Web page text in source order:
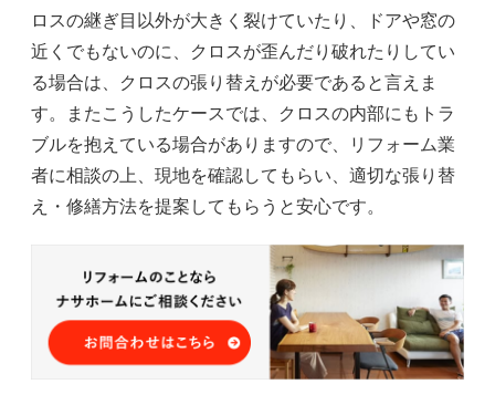
ロスの継ぎ目以外が大きく裂けていたり、ドアや窓の
近くでもないのに、クロスが歪んだり破れたりしてい
る場合は、クロスの張り替えが必要であると言えま
す。またこうしたケースでは、クロスの内部にもトラ
ブルを抱えている場合がありますので、リフォーム業
者に相談の上、現地を確認してもらい、適切な張り替
え・修繕方法を提案してもらうと安心です。